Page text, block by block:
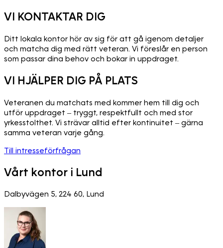
VI KONTAKTAR DIG
Ditt lokala kontor hör av sig för att gå igenom detaljer
och matcha dig med rätt veteran. Vi föreslår en person
som passar dina behov och bokar in uppdraget.
VI HJÄLPER DIG PÅ PLATS
Veteranen du matchats med kommer hem till dig och
utför uppdraget – tryggt, respektfullt och med stor
yrkesstolthet. Vi strävar alltid efter kontinuitet – gärna
samma veteran varje gång.
Till intresseförfrågan
Vårt kontor i Lund
Dalbyvägen 5, 224 60, Lund